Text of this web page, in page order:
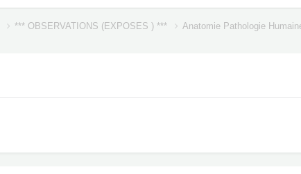
*** OBSERVATIONS (EXPOSES ) *** Anatomie Pathologie